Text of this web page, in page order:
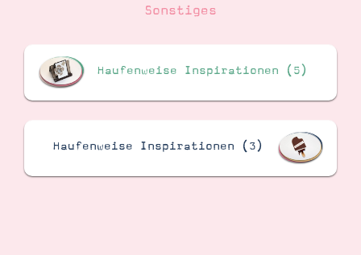
Sonstiges
Haufenweise Inspirationen (5)
Haufenweise Inspirationen (3)